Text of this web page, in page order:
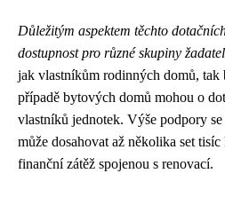
Důležitým aspektem těchto
dostupnost pro různé skupiny
jak vlastníkům rodinných domů,
případě bytových domů mohou o
vlastníků jednotek. Výše podpory
může dosahovat až několika set
finanční zátěž spojenou s renovací.